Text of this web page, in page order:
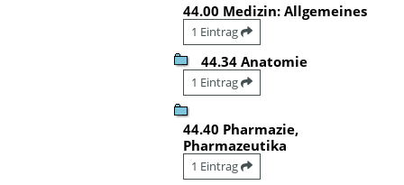
44.00 Medizin: Allgemeines
1 Eintrag
44.34 Anatomie
1 Eintrag
44.40 Pharmazie,
Pharmazeutika
1 Eintrag